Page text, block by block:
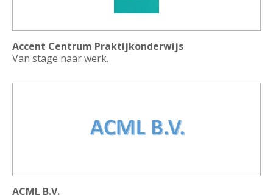
Accent Centrum Praktijkonderwijs
Van stage naar werk.
ACML B.V.